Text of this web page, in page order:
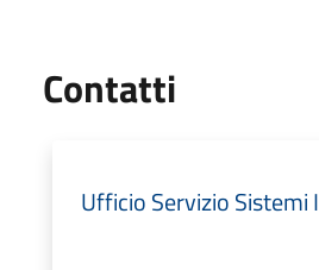
Contatti
Ufficio Servizio